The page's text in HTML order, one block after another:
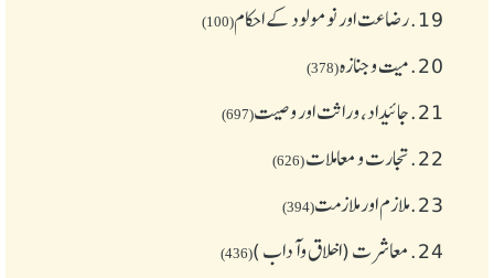
19. رضاعت اور نومولود کے احکام(100)
20. میت و جنازہ(378)
21. جائیداد، وراثت اور وصیت(697)
22. تجارت و معاملات(626)
23. ملازم اور ملازمت(394)
24. معاشرت (اخلاق وآداب )(436)